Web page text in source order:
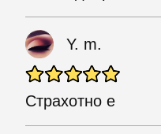
Y. m.
Страхотно е